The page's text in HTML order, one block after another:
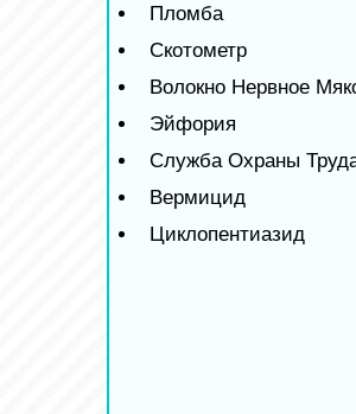
Пломба
Скотометр
Волокно Нервное
Эйфория
Служба Охраны
Вермицид
Циклопентиазид